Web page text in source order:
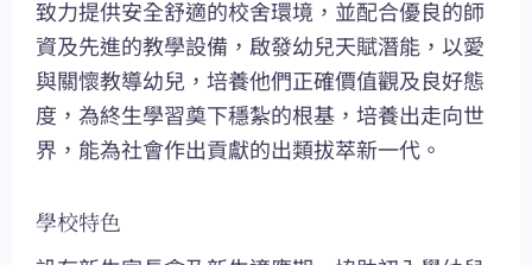
致力提供安全舒適的校舍環境，並配合優良的師
資及先進的教學設備，啟發幼兒天賦潛能，以愛
與關懷教導幼兒，培養他們正確價值觀及良好態
度，為終生學習奠下穩紮的根基，培養出走向世
界，能為社會作出貢獻的出類拔萃新一代。
學校特色